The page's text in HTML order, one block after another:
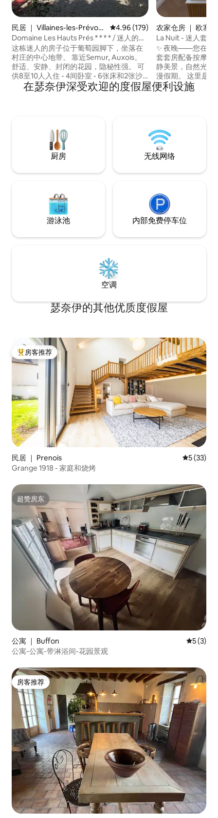
民居 ｜ Villaines-les-Prévote
s
平均评分 4.96 分（满分 5 分），
4.96 (179)
Domaine Les Hauts Prés * * * * / 迷人的房
子
这栋迷人的房子位于葡萄园脚下，坐落在
村庄的中心地带。 靠近Semur, Auxois。
舒适、安静、封闭的花园，隐秘性强。 可
供8至10人入住 - 4间卧室 - 6张床和2张沙
发床 - 3个卫生间。 房子功能齐全，状况非
常好。 设备齐全的大厨房、钢琴、
第葡萄酒，进行协商，以生产商价格订
农家仓房 ｜ 欧塞尔
La Nuit - 迷人套房
✨ 夜晚——您在奥
套套房配备按摩浴
静美景，自然光线
漫假期。 这里是一个真正舒适的天堂，非
常适合情侣入住放
生们来此度过美好夜晚。 在浴
（Chablis）20 分
在瑟奈伊深受欢迎的度假屋便利设施
厨房 无线网络
游泳池 内部免费停车位
空调
瑟奈伊的其他优质度假屋
热门「房客推荐」
房客推荐
民居 ｜ Prenois 平均评分
5 (33)
Grange 1918 - 家庭和烧烤
超赞房东
超赞房东
公寓 ｜ Buffon 平均评分
5 (3)
公寓-公寓-带淋浴间-花园景观
房客推荐
房客推荐